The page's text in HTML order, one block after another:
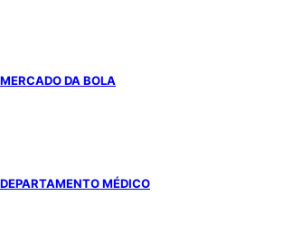
MERCADO DA BOLA
DEPARTAMENTO MÉDICO